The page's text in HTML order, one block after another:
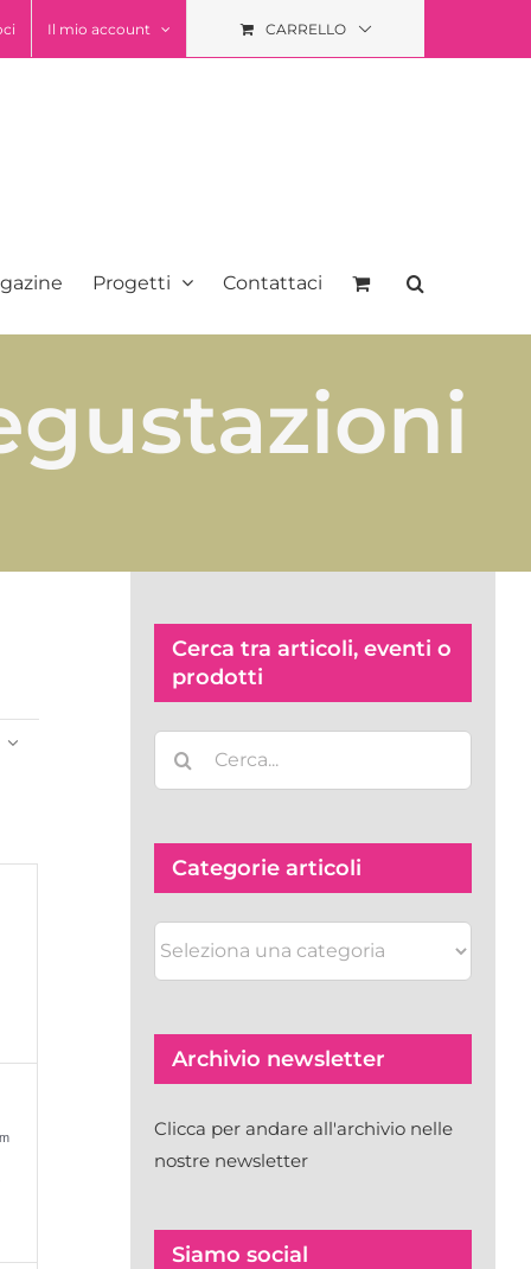
Il mio account CARRELLO
Progetti Contattaci
Evento
Cerca tra articoli, eventi o
prodotti
Categorie articoli
Archivio newsletter
Clicca per andare all'archivio nelle
nostre newsletter
Siamo social